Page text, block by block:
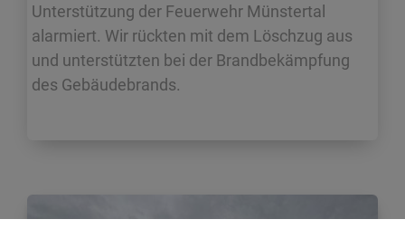
Unterstützung der Feuerwehr Münstertal
alarmiert. Wir rückten mit dem Löschzug aus
und unterstützten bei der Brandbekämpfung
des Gebäudebrands.